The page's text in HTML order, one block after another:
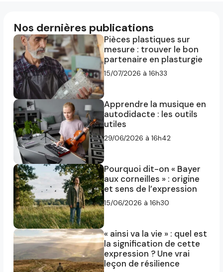
Nos dernières publications
Pièces plastiques sur
mesure : trouver le bon
partenaire en plasturgie
15/07/2026 à 16h33
Apprendre la musique en
autodidacte : les outils
utiles
29/06/2026 à 16h42
Pourquoi dit-on « Bayer
aux corneilles » : origine
et sens de l’expression
15/06/2026 à 16h30
« ainsi va la vie » : quel est
la signification de cette
expression ? Une vrai
leçon de résilience